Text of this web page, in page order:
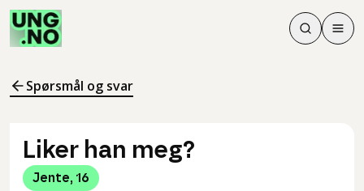
Søk
Søk
Meny
Spørsmål og svar
Liker han meg?
Jente, 16